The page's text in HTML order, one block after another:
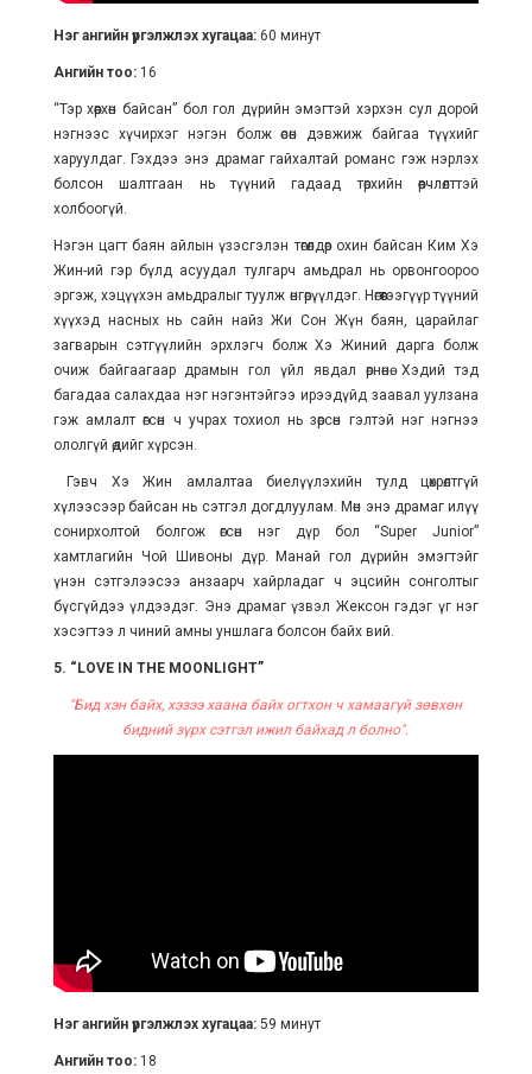
Нэг ангийн үргэлжлэх хугацаа: 60 минут
Ангийн тоо:16
“Тэр хөөрхөн байсан” бол гол дүрийн эмэгтэй хэрхэн сул дорой
нэгнээс хүчирхэг нэгэн болж өсөн дэвжиж байгаа түүхийг
харуулдаг. Гэхдээ энэ драмаг гайхалтай романс гэж нэрлэх
болсон шалтгаан нь түүний гадаад төрхийн өөрчлөлттэй
холбоогүй.
Нэгэн цагт баян айлын үзэсгэлэн төгөлдөр охин байсан Ким Хэ
Жин-ий гэр бүлд асуудал тулгарч амьдрал нь орвонгоороо
эргэж, хэцүүхэн амьдралыг туулж өнгөрүүлдэг. Нөгөөтээгүүр түүний
хүүхэд насных нь сайн найз Жи Сон Жүн баян, царайлаг
загварын сэтгүүлийн эрхлэгч болж Хэ Жиний дарга болж
очиж байгаагаар драмын гол үйл явдал өрнөнө. Хэдий тэд
багадаа салахдаа нэг нэгэнтэйгээ ирээдүйд заавал уулзана
гэж амлалт өгсөн ч учрах тохиол нь зөрсөн гэлтэй нэг нэгнээ
ололгүй өдийг хүрсэн.
Гэвч Хэ Жин амлалтаа биелүүлэхийн тулд цөхрөлтгүй
хүлээсээр байсан нь сэтгэл догдлуулам. Мөн энэ драмаг илүү
сонирхолтой болгож өгсөн нэг дүр бол “Super Junior”
хамтлагийн Чой Шивоны дүр. Манай гол дүрийн эмэгтэйг
үнэн сэтгэлээсээ анзаарч хайрладаг ч эцсийн сонголтыг
бүсгүйдээ үлдээдэг. Энэ драмаг үзвэл Жексон гэдэг үг нэг
хэсэгтээ л чиний амны уншлага болсон байх вий.
5. “LOVE IN THE MOONLIGHT”
"Бид хэн байх, хэзээ хаана байх огтхон ч хамаагүй зөвхөн
бидний зүрх сэтгэл ижил байхад л болно".
Нэг ангийн үргэлжлэх хугацаа: 59 минут
Ангийн тоо: 18